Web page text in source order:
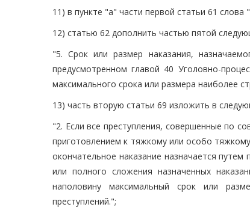
11) в пункте "а" части первой статьи 61
12) статью 62 дополнить частью пятой
"5. Срок или размер наказания,
предусмотренном главой 40 Уголовно-
максимального срока или размера наиболее
13) часть вторую статьи 69 изложить в
"2. Если все преступления, совершенные по
приготовлением к тяжкому или особо
окончательное наказание назначается
или полного сложения назначенных
наполовину максимальный срок или
преступлений.";